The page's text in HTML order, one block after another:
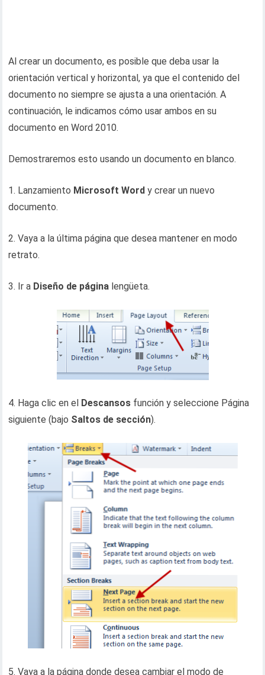
Al crear un documento, es posible que deba usar la
orientación vertical y horizontal, ya que el contenido del
documento no siempre se ajusta a una orientación. A
continuación, le indicamos cómo usar ambos en su
documento en Word 2010.
Demostraremos esto usando un documento en blanco.
1. Lanzamiento Microsoft Word y crear un nuevo
documento.
2. Vaya a la última página que desea mantener en modo
retrato.
3. Ir a Diseño de página lengüeta.
4. Haga clic en el Descansos función y seleccione Página
siguiente (bajo Saltos de sección).
5. Vaya a la página donde desea cambiar el modo de